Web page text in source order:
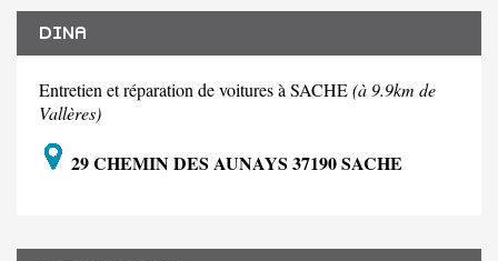
DINA
Entretien et réparation de voitures à SACHE(à 9.9km de
Vallères)
29 CHEMIN DES AUNAYS 37190 SACHE